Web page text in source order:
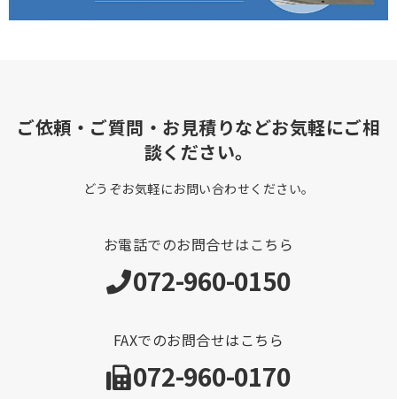
ご依頼・ご質問・お見積りなどお気軽にご相
談ください。
どうぞお気軽にお問い合わせください。
お電話でのお問合せはこちら
072-960-0150
FAXでのお問合せはこちら
072-960-0170